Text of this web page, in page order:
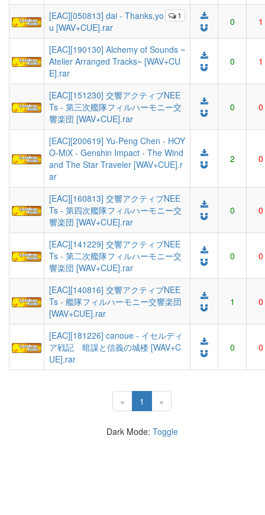
1
[EAC][050813] dai - Thanks,yo
u [WAV+CUE].rar
0 1
[EAC][190130] Alchemy of Sounds ~
Atelier Arranged Tracks~ [WAV+CU
E].rar
0 1
[EAC][151230] 交響アクティブNEE
Ts - 第三次艦隊フィルハーモニー交
響楽団 [WAV+CUE].rar
0 0
[EAC][200619] Yu-Peng Chen - HOY
O-MiX - Genshin Impact - The Wind
and The Star Traveler [WAV+CUE].r
ar
2 0
[EAC][160813] 交響アクティブNEE
Ts - 第四次艦隊フィルハーモニー交
響楽団 [WAV+CUE].rar
0 0
[EAC][141229] 交響アクティブNEE
Ts - 第二次艦隊フィルハーモニー交
響楽団 [WAV+CUE].rar
0 0
[EAC][140816] 交響アクティブNEE
Ts - 艦隊フィルハーモニー交響楽団
[WAV+CUE].rar
1 0
[EAC][181226] canoue - イセルディ
ア戦記 暗謀と信義の城楼 [WAV+C
UE].rar
0 0
« 1 (current)
»
Dark Mode: Toggle